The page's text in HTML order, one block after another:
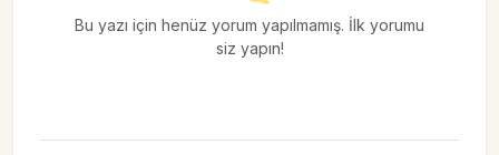
Bu yazı için henüz yorum yapılmamış. İlk yorumu
siz yapın!